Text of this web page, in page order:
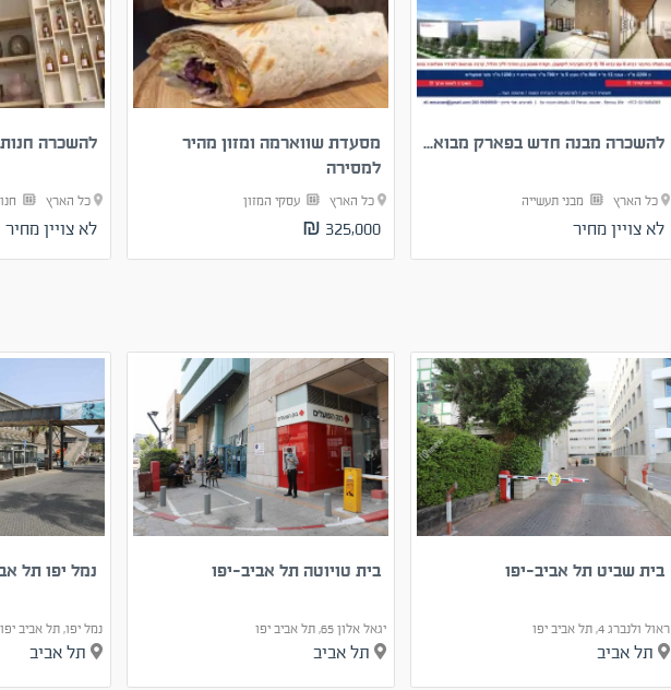
להשכרה מבנה חדש בפארק מבוא...
כל הארץ מבני תעשייה
לא צויין מחיר
מסעדת שווארמה ומזון מהיר
למסירה
כל הארץ עסקי המזון
325,000 ₪
להשכרה
כל הארץ
לא צויין מחיר
בית שביט תל אביב-יפו
ראול ולנברג 4, תל אביב יפו
תל אביב
בית טויוטה תל אביב-יפו
יגאל אלון 65, תל אביב יפו
תל אביב
נמל יפו תל
נמל יפו, תל אביב יפו
תל אביב